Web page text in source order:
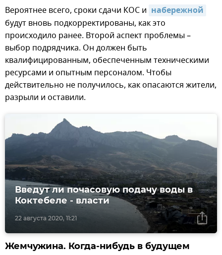
Вероятнее всего, сроки сдачи КОС и набережной
будут вновь подкорректированы, как это
происходило ранее. Второй аспект проблемы –
выбор подрядчика. Он должен быть
квалифицированным, обеспеченным техническими
ресурсами и опытным персоналом. Чтобы
действительно не получилось, как опасаются жители,
разрыли и оставили.
22 августа 2020, 11:21
Введут ли почасовую подачу воды в
Коктебеле - власти
Жемчужина. Когда-нибудь в будущем